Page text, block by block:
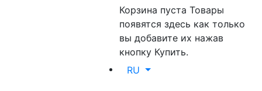
Корзина пустаТовары
появятся здесь как только
вы добавите их нажав
кнопку Купить.
RU